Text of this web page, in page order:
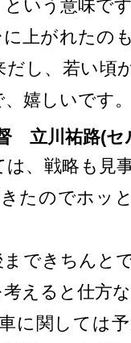
いう意味で
に上がれたの
だし、若い頃
、嬉しいです
立川祐路(セ
は、戦略も見
たのでホッ
まできちんと
えると仕方
に関しては